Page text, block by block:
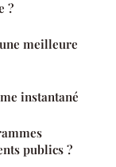
?
meilleure
instantané
publics ?